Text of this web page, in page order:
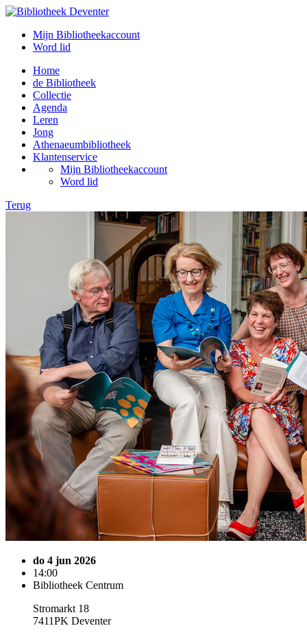
Mijn Bibliotheekaccount
Word lid
Home
de Bibliotheek
Collectie
Agenda
Leren
Jong
Athenaeumbibliotheek
Klantenservice
Mijn Bibliotheekaccount
Word lid
Terug
do 4 jun 2026
14:00
Bibliotheek Centrum
Stromarkt 18
7411PK Deventer